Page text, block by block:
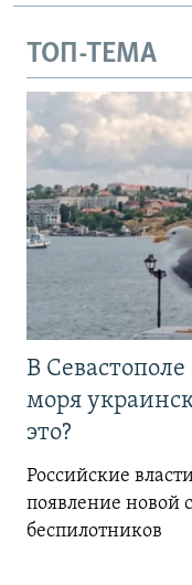
ТОП-ТЕМА
В
моря
это?
Российские
появление новой
беспилотников